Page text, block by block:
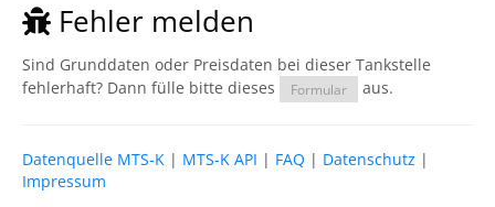
Fehler melden
Sind Grunddaten oder Preisdaten bei dieser Tankstelle
fehlerhaft? Dann fülle bitte dieses
Formular aus.
Datenquelle MTS-K | MTS-K API | FAQ | Datenschutz |
Impressum